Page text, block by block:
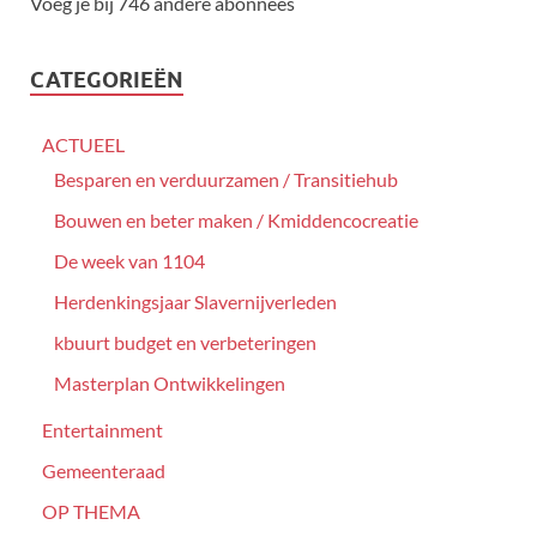
CATEGORIEËN
ACTUEEL
Besparen en verduurzamen / Transitiehub
Bouwen en beter maken / Kmiddencocreatie
De week van 1104
Herdenkingsjaar Slavernijverleden
kbuurt budget en verbeteringen
Masterplan Ontwikkelingen
Entertainment
Gemeenteraad
OP THEMA